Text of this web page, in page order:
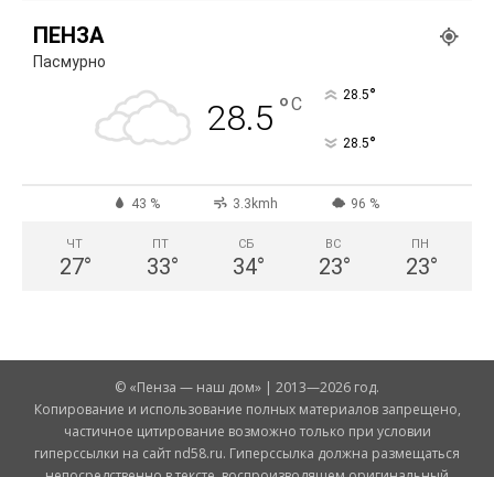
ПЕНЗА
Пасмурно
28.5 °C 28.5°
28.5°
43 % 3.3kmh 96 %
ЧТ
27°
ПТ
33°
СБ
34°
ВС
23°
ПН
23°
© «Пенза — наш дом» | 2013—2026 год.
Копирование и использование полных материалов запрещено,
частичное цитирование возможно только при условии
гиперссылки на сайт nd58.ru. Гиперссылка должна размещаться